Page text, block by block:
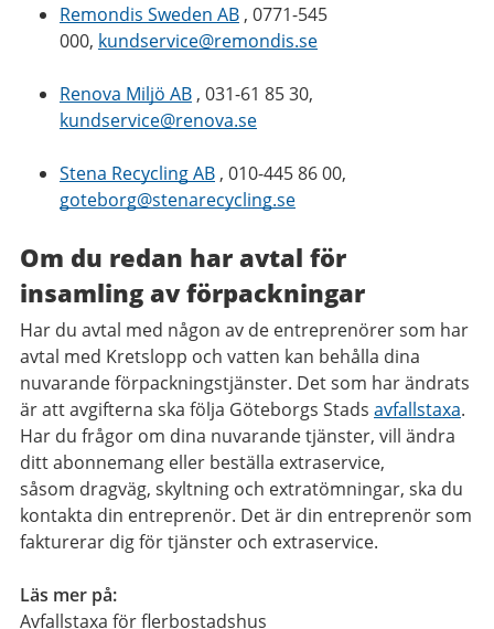
Remondis Sweden AB , 0771-545
000, kundservice@remondis.se
Renova Miljö AB , 031-61 85 30,
kundservice@renova.se
Stena Recycling AB , 010-445 86 00,
goteborg@stenarecycling.se
Om du redan har avtal för
insamling av förpackningar
Har du avtal med någon av de entreprenörer som har
avtal med Kretslopp och vatten kan behålla dina
nuvarande förpackningstjänster. Det som har ändrats
är att avgifterna ska följa Göteborgs Stads avfallstaxa.
Har du frågor om dina nuvarande tjänster, vill ändra
ditt abonnemang eller beställa extraservice,
såsom dragväg, skyltning och extratömningar, ska du
kontakta din entreprenör. Det är din entreprenör som
fakturerar dig för tjänster och extraservice.
Läs mer på:
Avfallstaxa för flerbostadshus